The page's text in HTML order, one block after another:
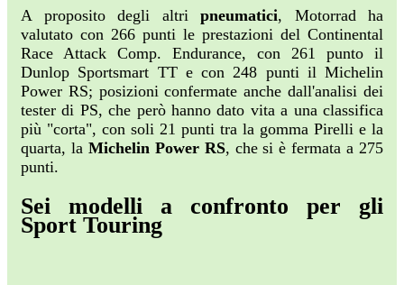
A proposito degli altri pneumatici, Motorrad ha
valutato con 266 punti le prestazioni del Continental
Race Attack Comp. Endurance, con 261 punto il
Dunlop Sportsmart TT e con 248 punti il Michelin
Power RS; posizioni confermate anche dall'analisi dei
tester di PS, che però hanno dato vita a una classifica
più "corta", con soli 21 punti tra la gomma Pirelli e la
quarta, la Michelin Power RS, che si è fermata a 275
punti.
Sei modelli a confronto per gli
Sport Touring